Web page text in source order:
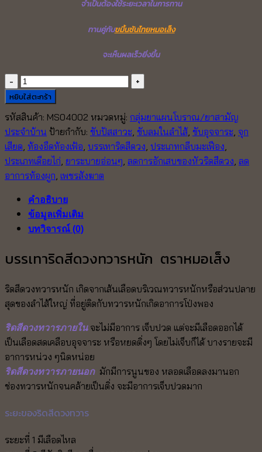
จำเป็นต้องใช้ระยะเวลาในการทาน
ทานคู่กับขมิ้นชันไทยหมอเส็ง
จะเห็นผลเร็วยิ่งขึ้น
จำนวน
บรรเทา
ริดสีดวง
ทวาร
หนัก
(เพ
ชร
สังฆ
าต)
หมอ
เส็ง
หยิบใส่ตะกร้า
รหัสสินค้า: MS04002 หมวดหมู่: กลุ่มยาแผนโบราณ/ยาสามัญ
ประจำบ้าน ป้ายกำกับ: ขับปัสสาวะ ขับลมในลำไส้ ขับอุจจาระ จุก
เสียด ท้องอืดท้องเฟ้อ บรรเทาริดสีดวง ประเภทกลีบมะเฟือง
ประเภทเดือยไก่ ยาระบายอ่อนๆ ลดการอักเสบของหัวริดสีดวง ลด
อาการท้องผูก เพชรสังฆาต
คำอธิบาย
ข้อมูลเพิ่มเติม
บทวิจารณ์ (0)
บรรเทาริดสีดวงทวารหนัก ตราหมอเส็ง
ริดสีดวงทวารหนัก เกิดจากเส้นเลือดบริเวณทวารหนักหรือส่วนปลาย
สุดของลำไส้ใหญ่ ที่อยู่ติดกับทวารหนักเกิดอาการโป่งพอง
ริดสีดวงทวารภายในจะไม่มีอาการ เจ็บปวด แต่จะมีเลือดออกได้
เป็นเลือดสดเคลือบอุจจาระ หรือหยดติ่งๆ โดยไม่เจ็บก็ได้ บางรายจะมี
อาการหน่วง ๆนิดหน่อย
ริดสีดวงทวารภายนอกมักมีการนูนของ หลอดเลือดลงมานอก
ช่องทวารหนักจนคล้ายเป็นติ่ง จะมีอาการเจ็บปวดมาก
ระยะของริดสีดวงทวาร
ระยะที่ 1 มีเลือดไหล